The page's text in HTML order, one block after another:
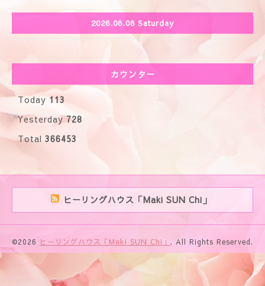
2026.08.08 Saturday
カウンター
Today113
Yesterday728
Total 366453
ヒーリングハウス「Maki SUN Chi」
©2026 ヒーリングハウス「Maki SUN Chi」 . All Rights Reserved.